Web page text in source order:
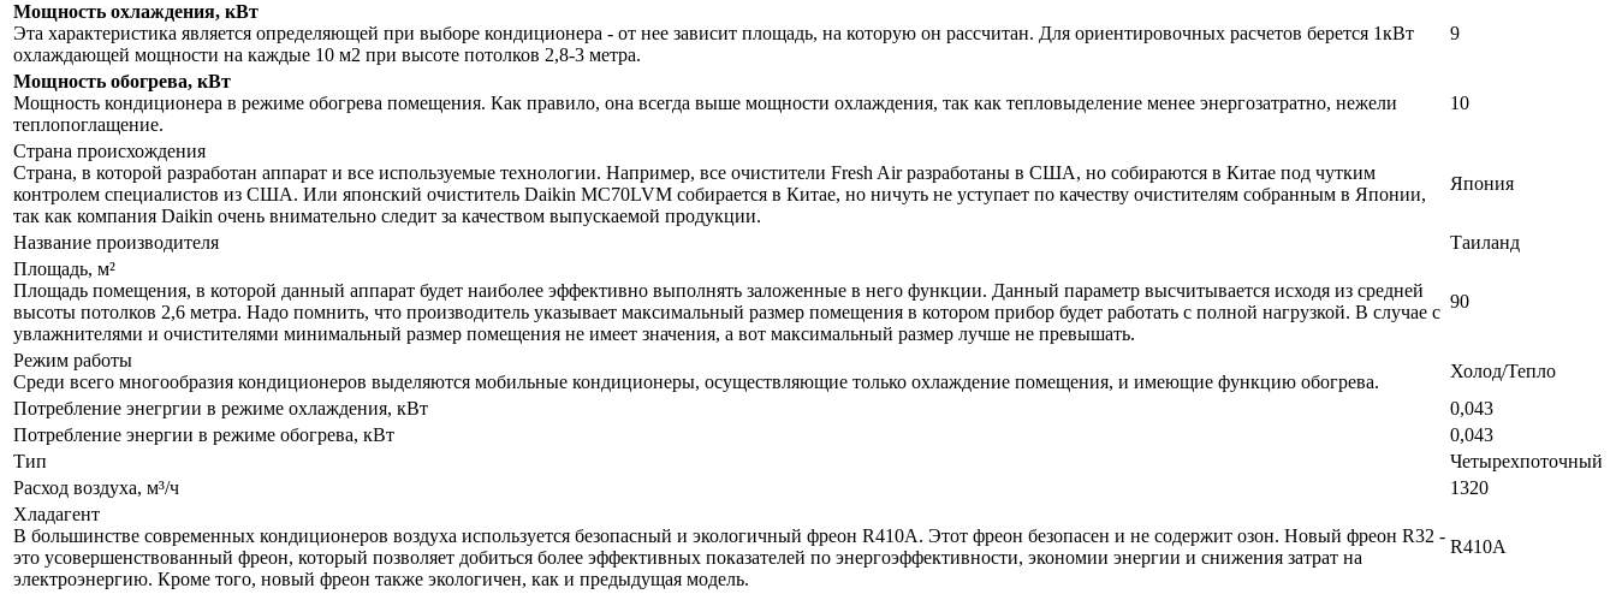
Мощность охлаждения, кВт
Эта характеристика является определяющей при выборе кондиционера - от нее зависит площадь, на которую он рассчитан. Для ориентировочных расчетов берется 1кВт
охлаждающей мощности на каждые 10 м2 при высоте потолков 2,8-3 метра.
9
Мощность обогрева, кВт
Мощность кондиционера в режиме обогрева помещения. Как правило, она всегда выше мощности охлаждения, так как тепловыделение менее энергозатратно, нежели
теплопоглащение.
10
Страна происхождения
Страна, в которой разработан аппарат и все используемые технологии. Например, все очистители Fresh Air разработаны в США, но собираются в Китае под чутким
контролем специалистов из США. Или японский очиститель Daikin MC70LVM собирается в Китае, но ничуть не уступает по качеству очистителям собранным в Японии,
так как компания Daikin очень внимательно следит за качеством выпускаемой продукции.
Япония
Название производителя
Таиланд
Площадь, м²
Площадь помещения, в которой данный аппарат будет наиболее эффективно выполнять заложенные в него функции. Данный параметр высчитывается исходя из средней
высоты потолков 2,6 метра. Надо помнить, что производитель указывает максимальный размер помещения в котором прибор будет работать с полной нагрузкой. В случае с
увлажнителями и очистителями минимальный размер помещения не имеет значения, а вот максимальный размер лучше не превышать.
90
Режим работы
Среди всего многообразия кондиционеров выделяются мобильные кондиционеры, осуществляющие только охлаждение помещения, и имеющие функцию обогрева.
Холод/Тепло
Потребление энегргии в режиме охлаждения, кВт
0,043
Потребление энергии в режиме обогрева, кВт
0,043
Тип
Четырехпоточный
Расход воздуха, м³/ч
1320
Хладагент
В большинстве современных кондиционеров воздуха используется безопасный и экологичный фреон R410A. Этот фреон безопасен и не содержит озон. Новый фреон R32 -
это усовершенствованный фреон, который позволяет добиться более эффективных показателей по энергоэффективности, экономии энергии и снижения затрат на
электроэнергию. Кроме того, новый фреон также экологичен, как и предыдущая модель.
R410A